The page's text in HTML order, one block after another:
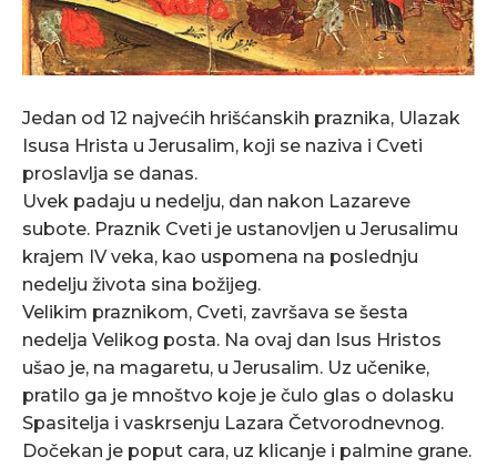
Jedan od 12 najvećih hrišćanskih praznika, Ulazak
Isusa Hrista u Jerusalim, koji se naziva i Cveti
proslavlja se danas.
Uvek padaju u nedelju, dan nakon Lazareve
subote. Praznik Cveti je ustanovljen u Jerusalimu
krajem IV veka, kao uspomena na poslednju
nedelju života sina božijeg.
Velikim praznikom, Cveti, završava se šesta
nedelja Velikog posta. Na ovaj dan Isus Hristos
ušao je, na magaretu, u Jerusalim. Uz učenike,
pratilo ga je mnoštvo koje je čulo glas o dolasku
Spasitelja i vaskrsenju Lazara Četvorodnevnog.
Dočekan je poput cara, uz klicanje i palmine grane.